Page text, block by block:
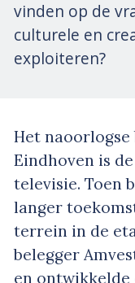
vinden op de
culturele en
exploiteren?
Het
Eindhoven is
televisie. Toen
langer
terrein in de
belegger
en ontwikkelde